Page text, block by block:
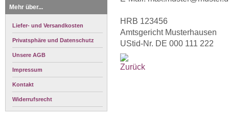
Mehr über...
Liefer- und Versandkosten
Privatsphäre und Datenschutz
Unsere AGB
Impressum
Kontakt
Widerrufsrecht
HRB 123456
Amtsgericht Musterhausen
UStid-Nr. DE 000 111 222